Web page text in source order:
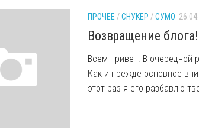
ПРОЧЕЕ /СНУКЕР /СУМО
Возвращение блога!
Всем привет. В очередной
Как и прежде основное
этот раз я его разбавлю